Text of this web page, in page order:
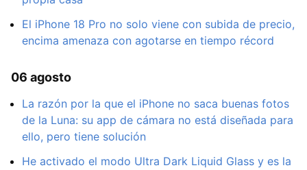
El iPhone 18 Pro no solo viene con subida de precio,
encima amenaza con agotarse en tiempo récord
06 agosto
La razón por la que el iPhone no saca buenas fotos
de la Luna: su app de cámara no está diseñada para
ello, pero tiene solución
He activado el modo Ultra Dark Liquid Glass y es la